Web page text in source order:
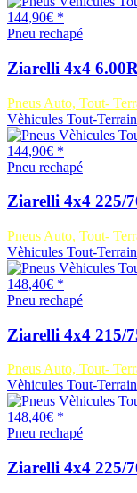
144,90€ *
Pneu rechapé
Ziarelli 4x4
Pneus Auto, Tout-
Vèhicules Tout-
144,90€ *
Pneu rechapé
Ziarelli 4x4 225/
Pneus Auto, Tout-
Vèhicules Tout-
148,40€ *
Pneu rechapé
Ziarelli 4x4 215/
Pneus Auto, Tout-
Vèhicules Tout-
148,40€ *
Pneu rechapé
Ziarelli 4x4 225/